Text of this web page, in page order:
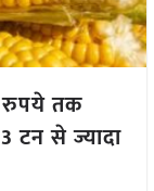
रुपये तक
टन से ज्यादा